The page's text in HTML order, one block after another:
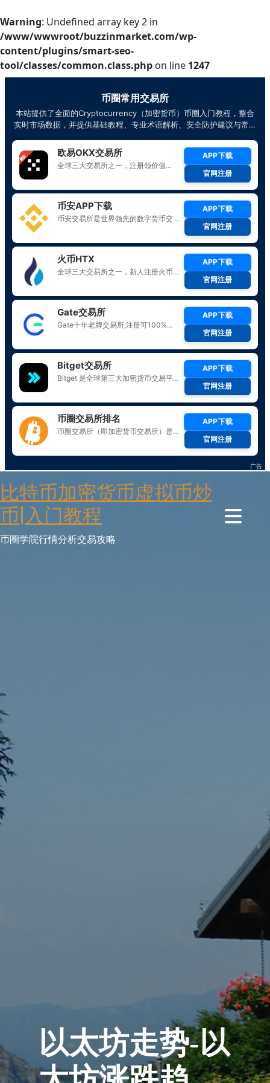
Warning: Undefined array key 2 in
/www/wwwroot/buzzinmarket.com/wp-
content/plugins/smart-seo-
tool/classes/common.class.php on line 1247
to
content
比特币加密货币虚拟币炒
币|入门教程
币圈学院行情分析交易攻略
以太坊走势-以